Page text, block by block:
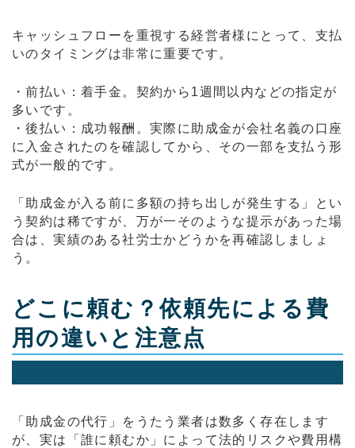
キャッシュフローを重視する経営者様にとって、支払
いのタイミングは非常に重要です。
・前払い：着手金。契約から1週間以内などの指定が
多いです。
・後払い：成功報酬。実際に助成金が会社名義の口座
に入金されたのを確認してから、その一部を支払う形
式が一般的です。
「助成金が入る前に多額の持ち出しが発生する」とい
う契約は稀ですが、万が一そのような提示があった場
合は、実績のある社労士かどうかを再確認しましょ
う。
どこに頼む？依頼先による費
用の違いと注意点
「助成金の代行」をうたう業者は数多く存在します
が、実は「誰に頼むか」によって法的リスクや費用構